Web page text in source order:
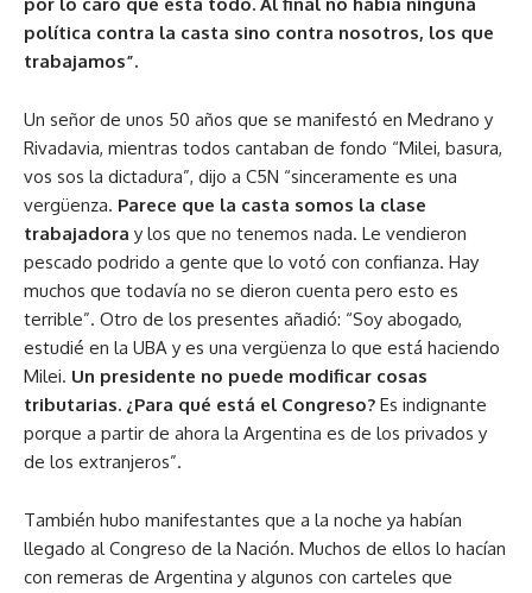
política contra la casta sino contra nosotros, los que
trabajamos”.
Un señor de unos 50 años que se manifestó en Medrano y
Rivadavia, mientras todos cantaban de fondo “Milei, basura,
vos sos la dictadura”, dijo a C5N “sinceramente es una
vergüenza. Parece que la casta somos la clase
trabajadora y los que no tenemos nada. Le vendieron
pescado podrido a gente que lo votó con confianza. Hay
muchos que todavía no se dieron cuenta pero esto es
terrible”. Otro de los presentes añadió: “Soy abogado,
estudié en la UBA y es una vergüenza lo que está haciendo
Milei. Un presidente no puede modificar cosas
tributarias. ¿Para qué está el Congreso? Es indignante
porque a partir de ahora la Argentina es de los privados y
de los extranjeros”.
También hubo manifestantes que a la noche ya habían
llegado al Congreso de la Nación. Muchos de ellos lo hacían
con remeras de Argentina y algunos con carteles que